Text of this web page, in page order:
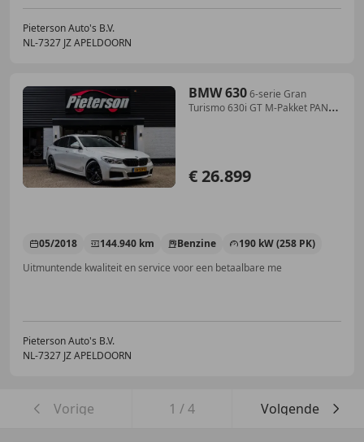
Pieterson Auto's B.V.
NL-7327 JZ APELDOORN
BMW 6306-serie Gran
Turismo 630i GT M-Pakket PANO
€ 26.899
05/2018 144.940 km Benzine
190 kW (258 PK)
Uitmuntende kwaliteit en service voor een betaalbare me
Pieterson Auto's B.V.
NL-7327 JZ APELDOORN
Vorige 1 /4 Volgende